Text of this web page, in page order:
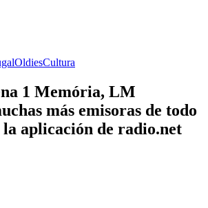
OldiesCultura
1 Memória, LM
más emisoras de todo
aplicación de radio.net